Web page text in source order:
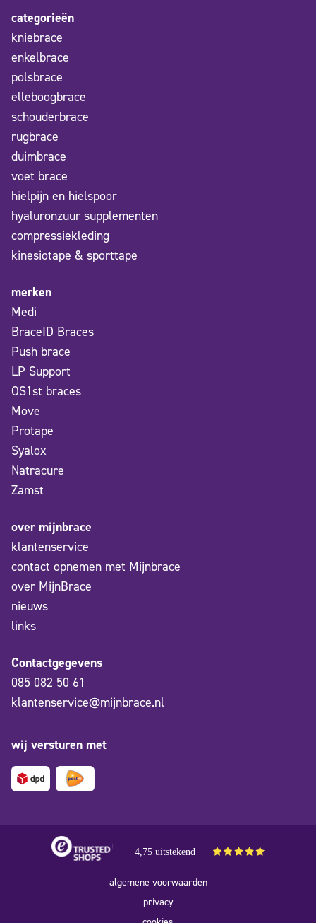
categorieën
kniebrace
enkelbrace
polsbrace
elleboogbrace
schouderbrace
rugbrace
duimbrace
voet brace
hielpijn en hielspoor
hyaluronzuur supplementen
compressiekleding
kinesiotape & sporttape
merken
Medi
BraceID Braces
Push brace
LP Support
OS1st braces
Move
Protape
Syalox
Natracure
Zamst
over mijnbrace
klantenservice
contact opnemen met Mijnbrace
over MijnBrace
nieuws
links
Contactgegevens
085 082 50 61
klantenservice@mijnbrace.nl
wij versturen met
4,75 uitstekend
algemene voorwaarden
privacy